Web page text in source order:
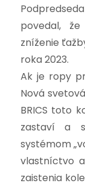
povedal,
zníženie
roka 2023.
Ak je ropy
Nová
BRICS toto
zastaví a
systémom
vlastníctvo
zaistenia